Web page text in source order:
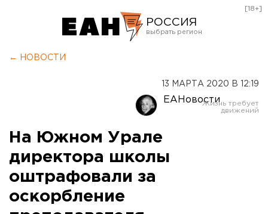
РОССИЯ
Оренбург
[18+]
← НОВОСТИ
13 МАРТА 2020 В 12:19
ЕАНовости
На Южном Урале
директора школы
оштрафовали за
оскорбление